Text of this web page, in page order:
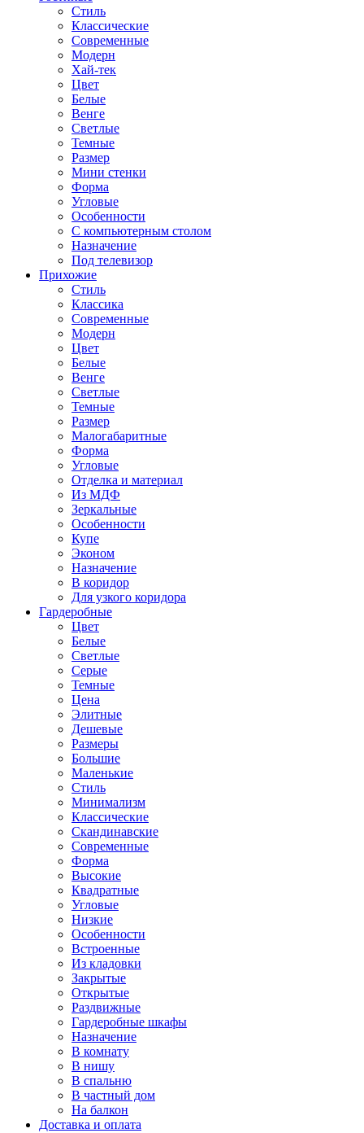
Стиль
Классические
Современные
Модерн
Хай-тек
Цвет
Белые
Венге
Светлые
Темные
Размер
Мини стенки
Форма
Угловые
Особенности
С компьютерным столом
Назначение
Под телевизор
Прихожие
Стиль
Классика
Современные
Модерн
Цвет
Белые
Венге
Светлые
Темные
Размер
Малогабаритные
Форма
Угловые
Отделка и материал
Из МДФ
Зеркальные
Особенности
Купе
Эконом
Назначение
В коридор
Для узкого коридора
Гардеробные
Цвет
Белые
Светлые
Серые
Темные
Цена
Элитные
Дешевые
Размеры
Большие
Маленькие
Стиль
Минимализм
Классические
Скандинавские
Современные
Форма
Высокие
Квадратные
Угловые
Низкие
Особенности
Встроенные
Из кладовки
Закрытые
Открытые
Раздвижные
Гардеробные шкафы
Назначение
В комнату
В нишу
В спальню
В частный дом
На балкон
Доставка и оплата